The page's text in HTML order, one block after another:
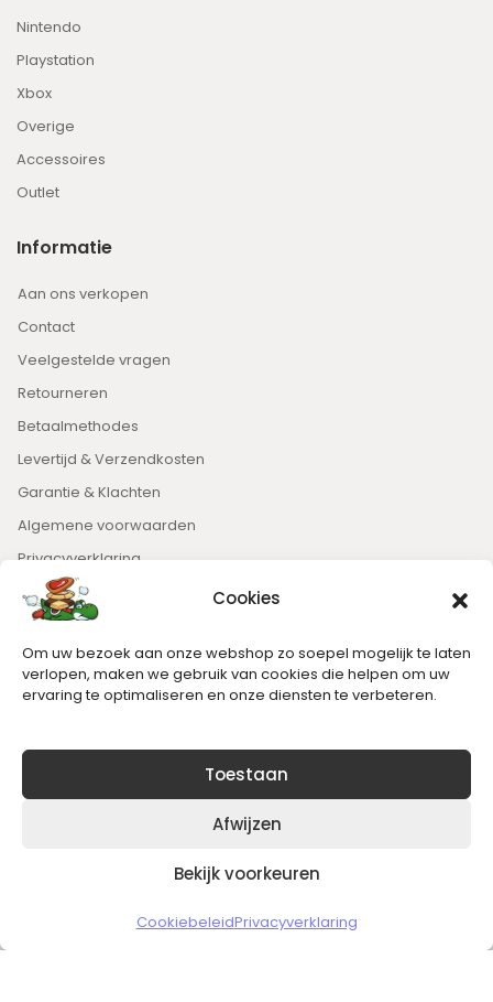
Cookies
Om uw bezoek aan onze webshop zo soepel mogelijk te laten
verlopen, maken we gebruik van cookies die helpen om uw
ervaring te optimaliseren en onze diensten te verbeteren.
Toestaan
Afwijzen
Bekijk voorkeuren
CookiebeleidPrivacyverklaring
Nintendo
Playstation
Xbox
Overige
Accessoires
Outlet
Informatie
Aan ons verkopen
Contact
Veelgestelde vragen
Retourneren
Betaalmethodes
Levertijd & Verzendkosten
Garantie & Klachten
Algemene voorwaarden
Privacyverklaring
Nieuwsbrief
Blijft op de hoogte van het laatste nieuws.